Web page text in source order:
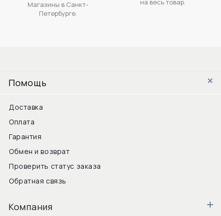
Магазины в Санкт-
Петербурге.
на весь товар.
Помощь
Доставка
Оплата
Гарантия
Обмен и возврат
Проверить статус заказа
Обратная связь
Компания